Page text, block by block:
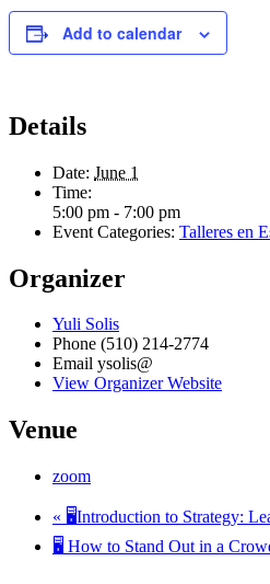
Add to calendar
Details
Date: June 1
Time:
5:00 pm - 7:00 pm
Event Categories: Talleres en
Organizer
Yuli Solis
Phone (510) 214-2774
Email ysolis@
View Organizer Website
Venue
zoom
« 🖥️Introduction to Strategy:
🖥️ How to Stand Out in a